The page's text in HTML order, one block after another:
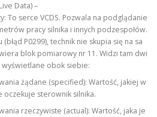
Data) –
To serce VCDS. Pozwala na podglądanie
pracy silnika i innych podzespołów.
P0299), technik nie skupia się na sa
blok pomiarowy nr 11. Widzi tam dwi
obok siebie:
żądane (specified): Wartość, jakiej w
oczekuje sterownik silnika.
rzeczywiste (actual): Wartość, jaka je